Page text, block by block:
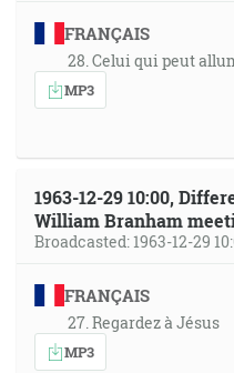
FRANÇAIS
28. Celui qui peut
MP3
1963-12-29 10:00,
William Branham
Broadcasted: 1963-12-29
FRANÇAIS
27. Regardez à Jésus
MP3